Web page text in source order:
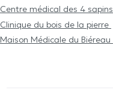
Centre médical des 4 sapins
Clinique du bois de la pierre
Maison Médicale du Biéreau